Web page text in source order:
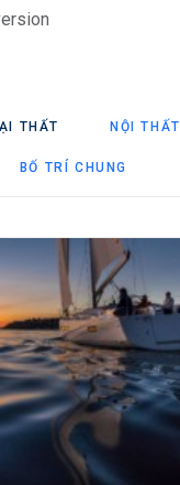
THẤT NỘI THẤT
BỐ TRÍ CHUNG